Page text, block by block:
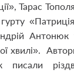
Тарас
Антонюк
хвилі».
писали